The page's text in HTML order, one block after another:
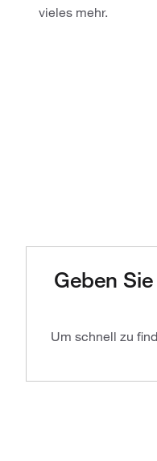
vieles mehr.
Geben
Um schnell zu